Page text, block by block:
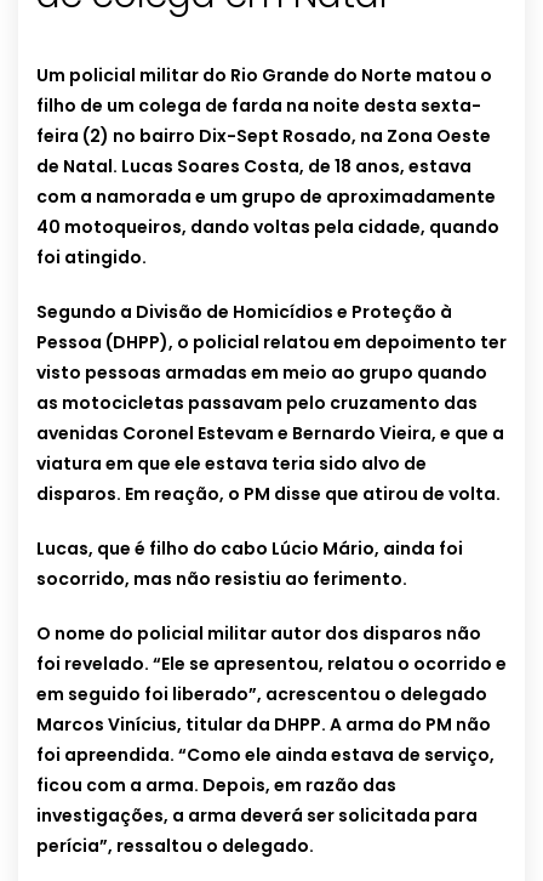
Um policial militar do Rio Grande do Norte matou o
filho de um colega de farda na noite desta sexta-
feira (2) no bairro Dix-Sept Rosado, na Zona Oeste
de Natal. Lucas Soares Costa, de 18 anos, estava
com a namorada e um grupo de aproximadamente
40 motoqueiros, dando voltas pela cidade, quando
foi atingido.
Segundo a Divisão de Homicídios e Proteção à
Pessoa (DHPP), o policial relatou em depoimento ter
visto pessoas armadas em meio ao grupo quando
as motocicletas passavam pelo cruzamento das
avenidas Coronel Estevam e Bernardo Vieira, e que a
viatura em que ele estava teria sido alvo de
disparos. Em reação, o PM disse que atirou de volta.
Lucas, que é filho do cabo Lúcio Mário, ainda foi
socorrido, mas não resistiu ao ferimento.
O nome do policial militar autor dos disparos não
foi revelado. “Ele se apresentou, relatou o ocorrido e
em seguido foi liberado”, acrescentou o delegado
Marcos Vinícius, titular da DHPP. A arma do PM não
foi apreendida. “Como ele ainda estava de serviço,
ficou com a arma. Depois, em razão das
investigações, a arma deverá ser solicitada para
perícia”, ressaltou o delegado.